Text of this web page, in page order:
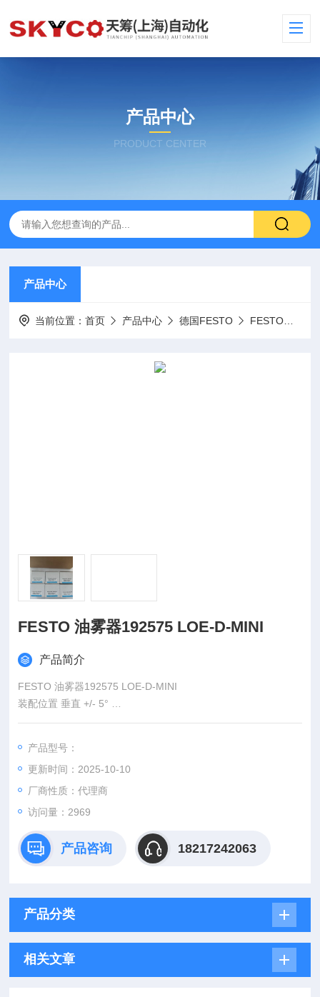
产品中心
PRODUCT CENTER
产品中心
当前位置：首页 产品中心 德国FESTO FESTO油雾器
FESTO 油雾器192575 LOE-D-MINI
产品简介
FESTO 油雾器192575 LOE-D-MINI
装配位置 垂直 +/- 5°
设计结构 比例式标准油雾器
杯罩保护
产品型号：
更新时间：2025-10-10
厂商性质：代理商
访问量：2969
产品咨询 18217242063
产品分类
相关文章